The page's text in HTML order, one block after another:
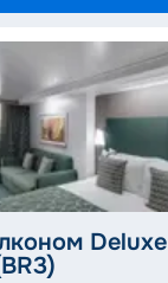
Deluxe